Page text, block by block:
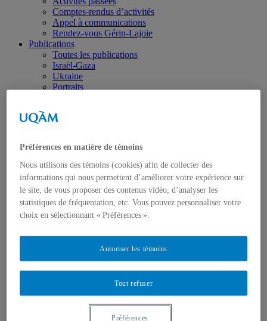
Comptes-rendus d’activités
Appel à communications
Rendez-vous Gérin-Lajoie
Publications
Toutes les publications
Israël-Gaza
Ukraine
Portraits
Haïti
Emplois, bourses et stages
Formations, simulations et Écoles d’été
Think Tank
Centre de réflexion de l’IEIM
Récentes réalisations
Fellows de l’IEIM
Regards de l’IEIM
Blogue Un seul monde
Partenaires
Comité scientifique
Préférences en matière de témoins
Nous utilisons des témoins (cookies) afin de collecter des
informations qui nous permettent d’améliorer votre expérience sur
le site, de vous proposer des contenus vidéo, d’analyser les
statistiques de fréquentation, etc. Vous pouvez personnaliser votre
choix en sélectionnant « Préférences ».
Tout refuser
Autoriser les témoins
Préférences